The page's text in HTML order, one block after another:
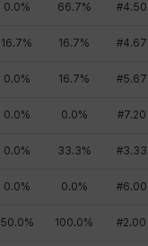
0.0% 66.7% #4.50
16.7% 16.7% #4.67
0.0% 16.7% #5.67
0.0% 0.0% #7.20
0.0% 33.3% #3.33
0.0% 0.0% #6.00
50.0% 100.0% #2.00